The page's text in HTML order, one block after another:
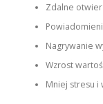
Zdalne
Nagrywanie
Wzrost
Mniej stresu i